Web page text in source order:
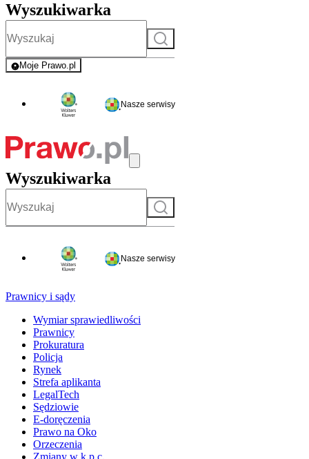
Wyszukiwarka
Szukaj
Moje Prawo.pl
- rejestracja i logowanie do serwisu
Nasze serwisy
Wyszukiwarka
Szukaj
Nasze serwisy
Prawnicy i sądy
Wymiar sprawiedliwości
Prawnicy
Prokuratura
Policja
Rynek
Strefa aplikanta
LegalTech
Sędziowie
E-doręczenia
Prawo na Oko
Orzeczenia